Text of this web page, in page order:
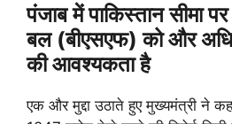
पंजाब में पाकिस्तान सीमा पर
बल (बीएसएफ) को और
की आवश्यकता है
एक और मुद्दा उठाते हुए मुख्यमंत्री ने